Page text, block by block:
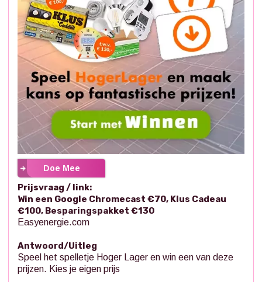
Doe Mee
Prijsvraag / link:
Win een Google Chromecast €70, Klus Cadeau
€100, Besparingspakket €130
Easyenergie.com
Antwoord/Uitleg
Speel het spelletje Hoger Lager en win een van deze
prijzen. Kies je eigen prijs